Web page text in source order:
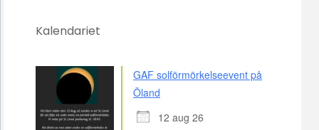
Kalendariet
GAF solförmörkelseevent på
Öland
12 aug 26